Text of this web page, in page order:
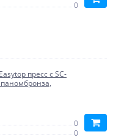
0
пресс с SC-
0
0